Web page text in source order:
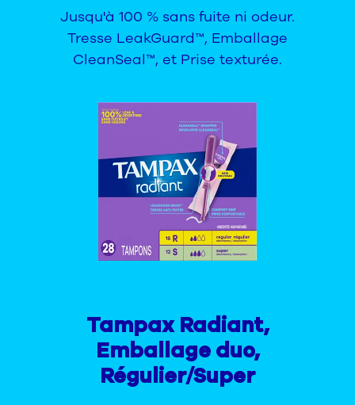
Jusqu'à 100 % sans fuite ni odeur.
Tresse LeakGuard™, Emballage
CleanSeal™, et Prise texturée.
Tampax Radiant,
Emballage duo,
Régulier/Super